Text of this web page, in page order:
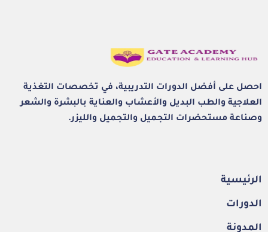
احصل على أفضل الدورات التدريبية، في تخصصات التغذية
العلاجية والطب البديل والأعشاب والعناية بالبشرة والشعر
وصناعة مستحضرات التجميل والتجميل والليزر.
الرئيسية
الدورات
المدونة